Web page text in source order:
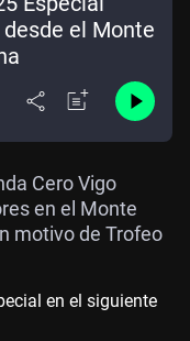
el Monte
Cero Vigo
en el Monte
motivo de Trofeo
en el siguiente